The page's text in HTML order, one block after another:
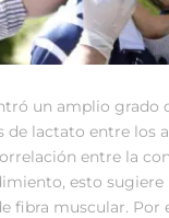
un amplio grado
de lactato entre los
entre la
esto sugiere
fibra muscular. Por